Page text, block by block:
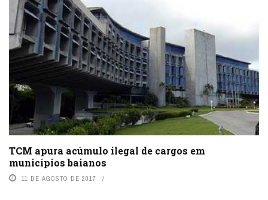
TCM apura acúmulo ilegal de cargos em
municípios baianos
11 DE AGOSTO DE 2017